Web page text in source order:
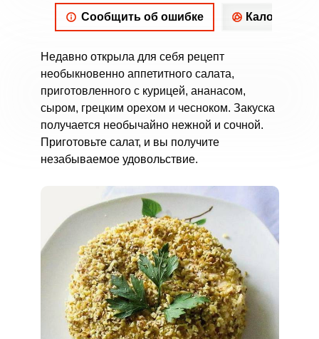
Сообщить об ошибке
Недавно открыла для себя рецепт
необыкновенно аппетитного салата,
приготовленного с курицей, ананасом,
сыром, грецким орехом и чесноком. Закуска
получается необычайно нежной и сочной.
Приготовьте салат, и вы получите
незабываемое удовольствие.